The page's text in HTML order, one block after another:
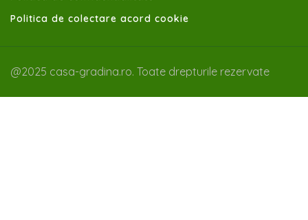
Politica de colectare acord cookie
@2025 casa-gradina.ro. Toate drepturile rezervate